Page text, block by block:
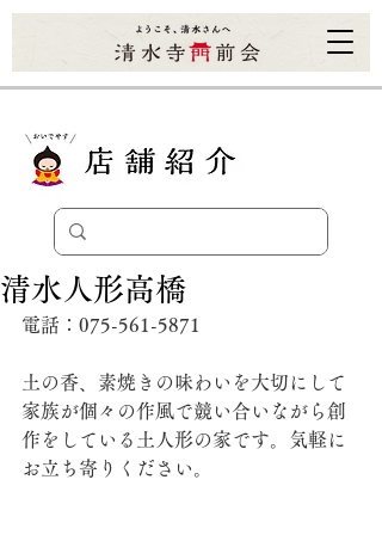
清水人形高橋
電話：075-561-5871
土の香、素焼きの味わいを大切にして
家族が個々の作風で競い合いながら創
作をしている土人形の家です。気軽に
お立ち寄りください。